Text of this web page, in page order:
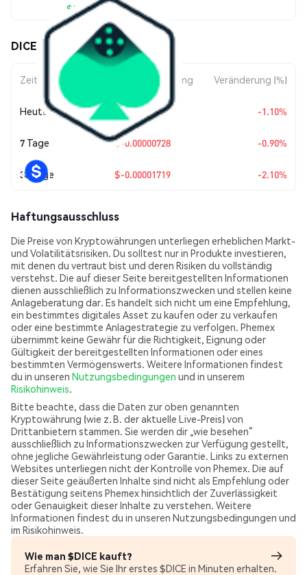
$0.00080118
DICE ($DICE) Kursbewegungen
Zeitraum Betragsänderung Veränderung (%)
Heute $-0.00000891 -1.10%
7 Tage $-0.00000728 -0.90%
30 Tage $-0.00001719 -2.10%
Haftungsausschluss
Die Preise von Kryptowährungen unterliegen erheblichen Markt-
und Volatilitätsrisiken. Du solltest nur in Produkte investieren,
mit denen du vertraut bist und deren Risiken du vollständig
verstehst. Die auf dieser Seite bereitgestellten Informationen
dienen ausschließlich zu Informationszwecken und stellen keine
Anlageberatung dar. Es handelt sich nicht um eine Empfehlung,
ein bestimmtes digitales Asset zu kaufen oder zu verkaufen
oder eine bestimmte Anlagestrategie zu verfolgen. Phemex
übernimmt keine Gewähr für die Richtigkeit, Eignung oder
Gültigkeit der bereitgestellten Informationen oder eines
bestimmten Vermögenswerts. Weitere Informationen findest
du in unseren Nutzungsbedingungen und in unserem
Risikohinweis.
Bitte beachte, dass die Daten zur oben genannten
Kryptowährung (wie z. B. der aktuelle Live-Preis) von
Drittanbietern stammen. Sie werden dir „wie besehen“
ausschließlich zu Informationszwecken zur Verfügung gestellt,
ohne jegliche Gewährleistung oder Garantie. Links zu externen
Websites unterliegen nicht der Kontrolle von Phemex. Die auf
dieser Seite geäußerten Inhalte sind nicht als Empfehlung oder
Bestätigung seitens Phemex hinsichtlich der Zuverlässigkeit
oder Genauigkeit dieser Inhalte zu verstehen. Weitere
Informationen findest du in unseren Nutzungsbedingungen und
im Risikohinweis.
Wie man $DICE kauft?
Erfahren Sie, wie Sie Ihr erstes $DICE in Minuten erhalten.